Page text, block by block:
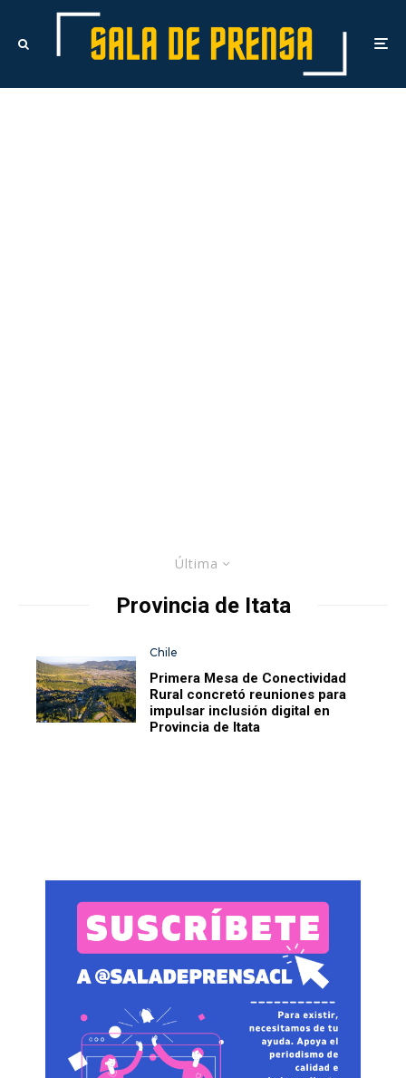
Última
Provincia de Itata
Chile
Primera Mesa de Conectividad
Rural concretó reuniones para
impulsar inclusión digital en
Provincia de Itata